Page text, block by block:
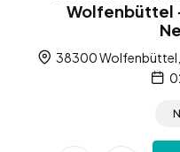
Wolfenbüttel
38300 Wolfenbüttel,